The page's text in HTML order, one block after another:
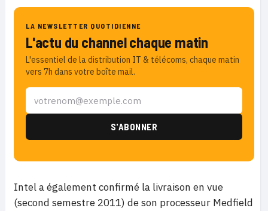
LA NEWSLETTER QUOTIDIENNE
L'actu du channel chaque matin
L'essentiel de la distribution IT & télécoms, chaque matin
vers 7h dans votre boîte mail.
Intel a également confirmé la livraison en vue
(second semestre 2011) de son processeur Medfield